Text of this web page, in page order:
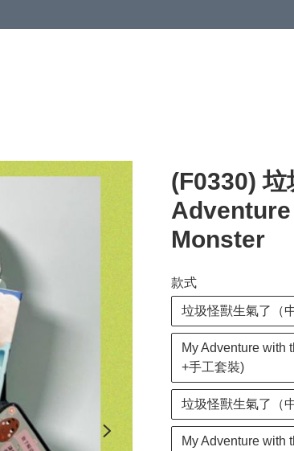
(F0330)
Monster
款式
垃圾怪獸生氣了（
My Adventure with
+手工套裝)
垃圾怪獸生氣了（
My Adventure with